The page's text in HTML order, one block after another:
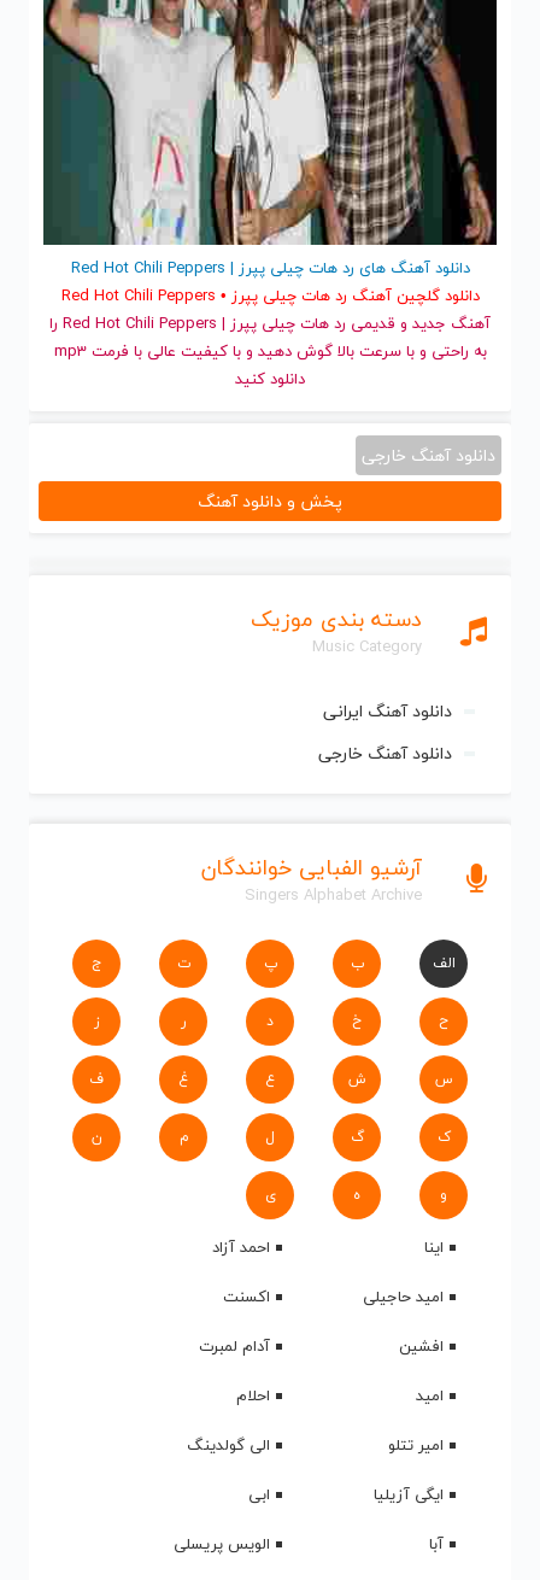
دسته بندی موزیک
Music Category
دانلود آهنگ ایرانی
دانلود آهنگ خارجی
آرشیو الفبایی خوانندگان
Singers Alphabet Archive
الف ب پ ت ج
ح خ د ر ز
س ش ع غ ف
ک گ ل م ن
و ه ی
اینا
احمد آزاد
امید حاجیلی
اکسنت
افشین
آدام لمبرت
امید
احلام
امیر تتلو
الی گولدینگ
ایگی آزیلیا
ابی
آبا
الویس پریسلی
دانلود آهنگ های رد هات چیلی پپرز | Red Hot Chili Peppers
دانلود گلچین آهنگ رد هات چیلی پپرز • Red Hot Chili Peppers
آهنگ جدید
و قدیمی رد هات چیلی پپرز | Red Hot Chili Peppers را
به راحتی و با سرعت بالا گوش دهید و با کیفیت عالی با فرمت mp3
دانلود کنید
دانلود آهنگ خارجی
پخش و دانلود آهنگ